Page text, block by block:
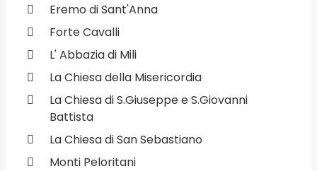
Eremo di Sant'Anna
Forte Cavalli
L' Abbazia di Mili
La Chiesa della Misericordia
La Chiesa di S.Giuseppe e S.Giovanni
Battista
La Chiesa di San Sebastiano
Monti Peloritani